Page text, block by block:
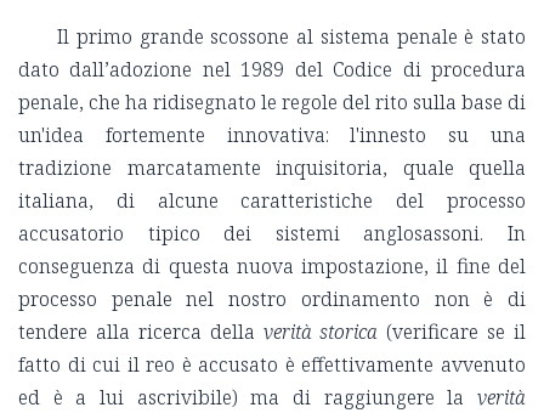
Il primo grande scossone al sistema penale è stato
dato dall’adozione nel 1989 del Codice di procedura
penale, che ha ridisegnato le regole del rito sulla base di
un'idea fortemente innovativa: l'innesto su una
tradizione marcatamente inquisitoria, quale quella
italiana, di alcune caratteristiche del processo
accusatorio tipico dei sistemi anglosassoni. In
conseguenza di questa nuova impostazione, il fine del
processo penale nel nostro ordinamento non è di
tendere alla ricerca della verità storica (verificare se il
fatto di cui il reo è accusato è effettivamente avvenuto
ed è a lui ascrivibile) ma di raggiungere la verità